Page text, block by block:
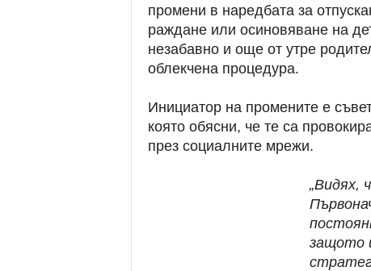
промени в наредбата за
раждане или осиновяване на
незабавно и още от утре
облекчена процедура.
Инициатор на промените е
която обясни, че те са
през социалните мрежи.
„Видях,
защото